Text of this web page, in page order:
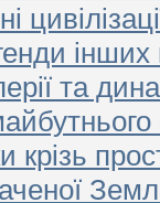
інших
та
крізь